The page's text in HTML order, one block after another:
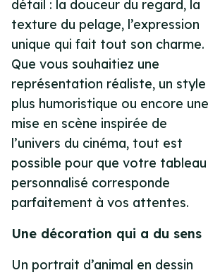
détail : la douceur du regard, la
texture du pelage, l’expression
unique qui fait tout son charme.
Que vous souhaitiez une
représentation réaliste, un style
plus humoristique ou encore une
mise en scène inspirée de
l’univers du cinéma, tout est
possible pour que votre tableau
personnalisé corresponde
parfaitement à vos attentes.
Une décoration qui a du sens
Un portrait d’animal en dessin